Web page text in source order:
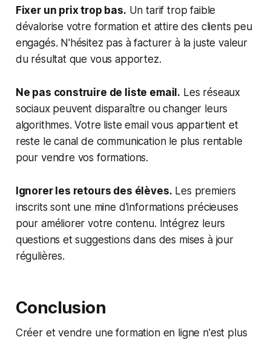
Fixer un prix trop bas. Un tarif trop faible
dévalorise votre formation et attire des clients peu
engagés. N'hésitez pas à facturer à la juste valeur
du résultat que vous apportez.
Ne pas construire de liste email. Les réseaux
sociaux peuvent disparaître ou changer leurs
algorithmes. Votre liste email vous appartient et
reste le canal de communication le plus rentable
pour vendre vos formations.
Ignorer les retours des élèves. Les premiers
inscrits sont une mine d'informations précieuses
pour améliorer votre contenu. Intégrez leurs
questions et suggestions dans des mises à jour
régulières.
Conclusion
Créer et vendre une formation en ligne n'est plus